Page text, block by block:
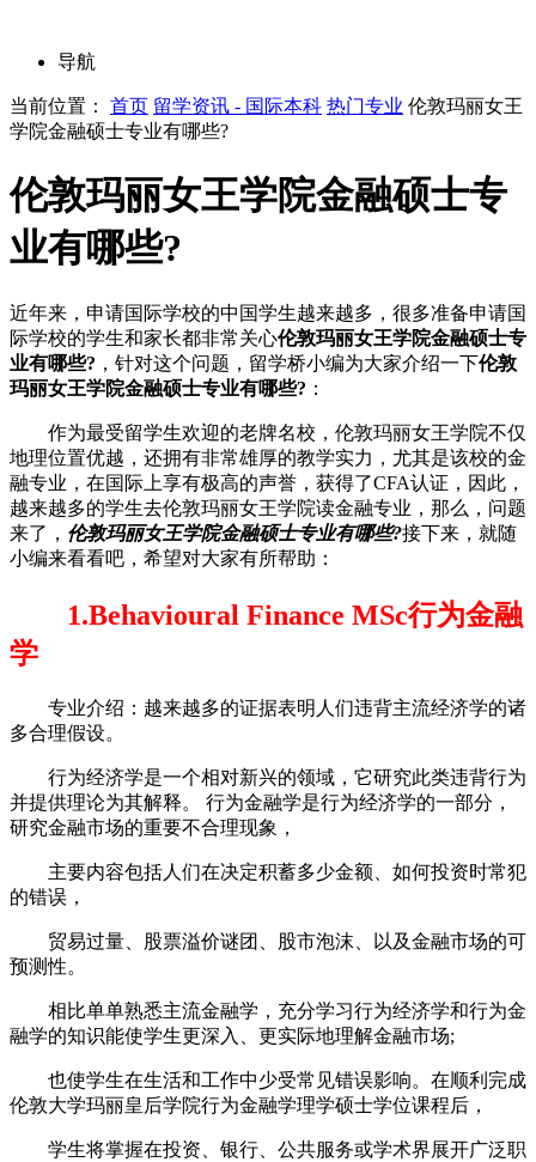
导航
当前位置： 首页 留学资讯 - 国际本科 热门专业 伦敦玛丽女王
学院金融硕士专业有哪些?
伦敦玛丽女王学院金融硕士专
业有哪些?
近年来，申请国际学校的中国学生越来越多，很多准备申请国
际学校的学生和家长都非常关心伦敦玛丽女王学院金融硕士专
业有哪些? ，针对这个问题，留学桥小编为大家介绍一下伦敦
玛丽女王学院金融硕士专业有哪些? ：
作为最受留学生欢迎的老牌名校，伦敦玛丽女王学院不仅
地理位置优越，还拥有非常雄厚的教学实力，尤其是该校的金
融专业，在国际上享有极高的声誉，获得了CFA认证，因此，
越来越多的学生去伦敦玛丽女王学院读金融专业，那么，问题
来了， 伦敦玛丽女王学院金融硕士专业有哪些?接下来，就随
小编来看看吧，希望对大家有所帮助：
1.Behavioural Finance MSc行为金融
学
专业介绍：越来越多的证据表明人们违背主流经济学的诸
多合理假设。
行为经济学是一个相对新兴的领域，它研究此类违背行为
并提供理论为其解释。 行为金融学是行为经济学的一部分，
研究金融市场的重要不合理现象，
主要内容包括人们在决定积蓄多少金额、如何投资时常犯
的错误，
贸易过量、股票溢价谜团、股市泡沫、以及金融市场的可
预测性。
相比单单熟悉主流金融学，充分学习行为经济学和行为金
融学的知识能使学生更深入、更实际地理解金融市场;
也使学生在生活和工作中少受常见错误影响。在顺利完成
伦敦大学玛丽皇后学院行为金融学理学硕士学位课程后，
学生将掌握在投资、银行、公共服务或学术界展开广泛职